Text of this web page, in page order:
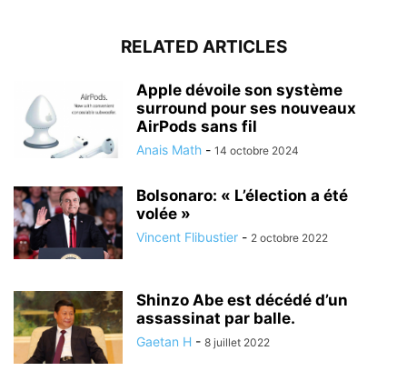
RELATED ARTICLES
Apple dévoile son système
surround pour ses nouveaux
AirPods sans fil
Anais Math - 14 octobre 2024
Bolsonaro: « L’élection a été
volée »
Vincent Flibustier - 2 octobre 2022
Shinzo Abe est décédé d’un
assassinat par balle.
Gaetan H - 8 juillet 2022